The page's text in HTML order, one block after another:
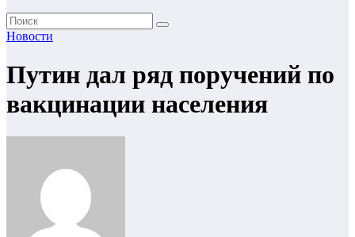
Новости
Путин дал ряд поручений по
вакцинации населения